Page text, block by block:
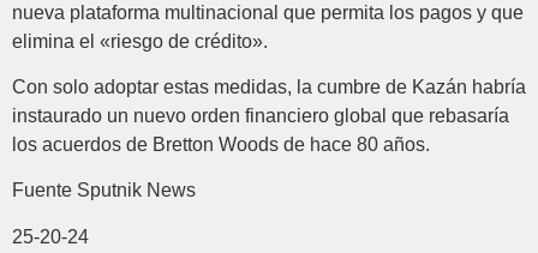
nueva plataforma multinacional que permita los pagos y que
elimina el «riesgo de crédito».
Con solo adoptar estas medidas, la cumbre de Kazán habría
instaurado un nuevo orden financiero global que rebasaría
los acuerdos de Bretton Woods de hace 80 años.
Fuente Sputnik News
25-20-24